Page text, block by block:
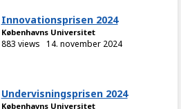
Innovationsprisen 2024
Københavns Universitet
883 views 14. november 2024
Undervisningsprisen 2024
Københavns Universitet